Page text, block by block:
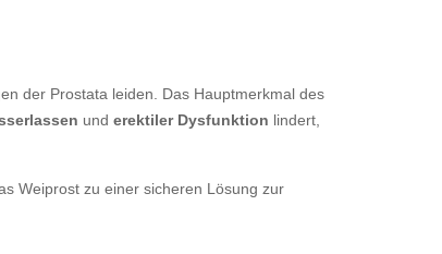
der Prostata leiden. Das Hauptmerkmal des
und erektiler Dysfunktion lindert,
Weiprost zu einer sicheren Lösung zur